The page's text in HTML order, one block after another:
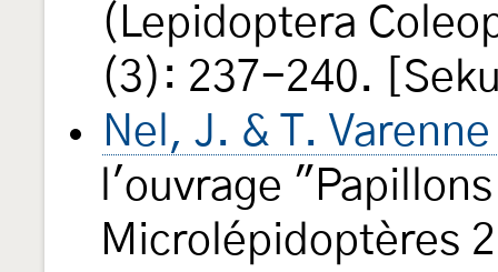
(Lepidoptera
(3): 237-240.
Nel, J. & T.
l'ouvrage
Microlépidoptères